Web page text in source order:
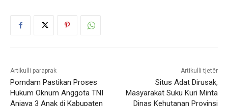
Artikulli paraprak
Pomdam Pastikan Proses
Hukum Oknum Anggota TNI
Aniaya 3 Anak di Kabupaten
Artikulli tjetër
Situs Adat Dirusak,
Masyarakat Suku Kuri Minta
Dinas Kehutanan Provinsi